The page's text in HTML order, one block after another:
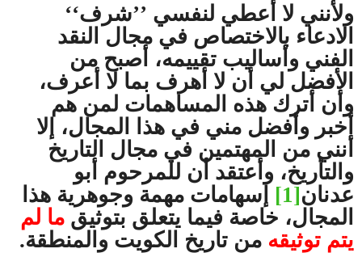
ولأنني لا أعطي لنفسي ’’شرف‘‘
الادعاء بالاختصاص في مجال النقد
الفني وأساليب تقييمه، أصبح من
الأفضل لي أن لا أهرف بما لا أعرف،
وأن أترك هذه المساهمات لمن هم
أخبر وأفضل مني في هذا المجال، إلا
أنني من المهتمين في مجال التاريخ
والتأريخ، وأعتقد أن للمرحوم أبو
عدنان[1] إسهامات مهمة وجوهرية هذا
المجال، خاصة فيما يتعلق بتوثيق ما لم
يتم توثيقه من تاريخ الكويت والمنطقة.